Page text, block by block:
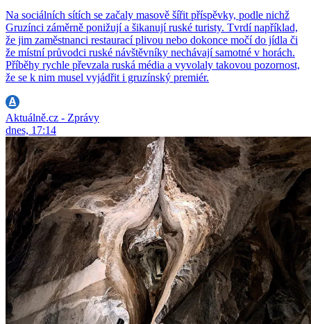
Na sociálních sítích se začaly masově šířit příspěvky, podle nichž
Gruzínci záměrně ponižují a šikanují ruské turisty. Tvrdí například,
že jim zaměstnanci restaurací plivou nebo dokonce močí do jídla či
že místní průvodci ruské návštěvníky nechávají samotné v horách.
Příběhy rychle převzala ruská média a vyvolaly takovou pozornost,
že se k nim musel vyjádřit i gruzínský premiér.
Aktuálně.cz - Zprávy
dnes, 17:14